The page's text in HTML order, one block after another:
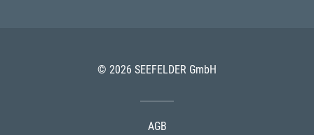
© 2026 SEEFELDER GmbH
AGB